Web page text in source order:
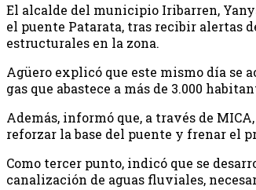
El alcalde del municipio Iribarren,
el puente Patarata, tras recibir alertas
estructurales en la zona.
Agüero explicó que este mismo día se
gas que abastece a más de 3.000
Además, informó que, a través de
reforzar la base del puente y frenar el
Como tercer punto, indicó que se
canalización de aguas fluviales,